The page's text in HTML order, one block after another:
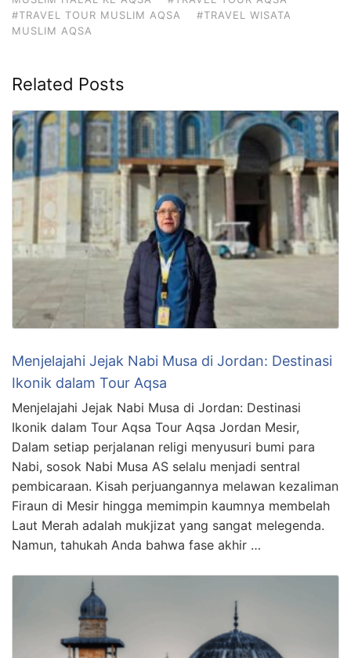
#TRAVEL TOUR MUSLIM AQSA
#TRAVEL WISATA
MUSLIM AQSA
Related Posts
Menjelajahi Jejak Nabi Musa di Jordan: Destinasi
Ikonik dalam Tour Aqsa
Menjelajahi Jejak Nabi Musa di Jordan: Destinasi
Ikonik dalam Tour Aqsa Tour Aqsa Jordan Mesir,
Dalam setiap perjalanan religi menyusuri bumi para
Nabi, sosok Nabi Musa AS selalu menjadi sentral
pembicaraan. Kisah perjuangannya melawan kezaliman
Firaun di Mesir hingga memimpin kaumnya membelah
Laut Merah adalah mukjizat yang sangat melegenda.
Namun, tahukah Anda bahwa fase akhir …